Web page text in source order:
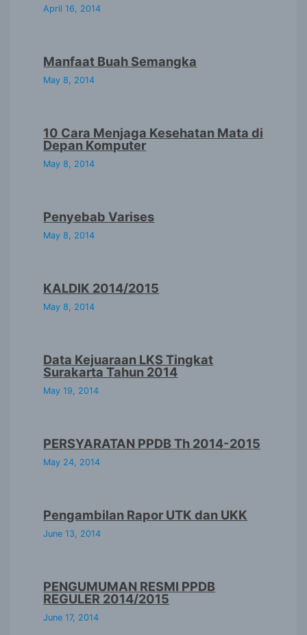
April 16, 2014
Manfaat Buah Semangka
May 8, 2014
10 Cara Menjaga Kesehatan Mata di
Depan Komputer
May 8, 2014
Penyebab Varises
May 8, 2014
KALDIK 2014/2015
May 8, 2014
Data Kejuaraan LKS Tingkat
Surakarta Tahun 2014
May 19, 2014
PERSYARATAN PPDB Th 2014-2015
May 24, 2014
Pengambilan Rapor UTK dan UKK
June 13, 2014
PENGUMUMAN RESMI PPDB
REGULER 2014/2015
June 17, 2014